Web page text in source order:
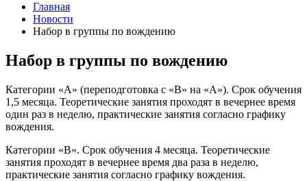
Главная
Новости
Набор в группы по вождению
Набор в группы по вождению
Категории «А» (переподготовка с «В» на «А»). Срок обучения
1,5 месяца. Теоретические занятия проходят в вечернее время
один раз в неделю, практические занятия согласно графику
вождения.
Категории «В». Срок обучения 4 месяца. Теоретические
занятия проходят в вечернее время два раза в неделю,
практические занятия согласно графику вождения.